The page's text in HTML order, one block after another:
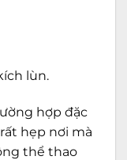
lùn.
hợp đặc
hẹp nơi mà
thể thao